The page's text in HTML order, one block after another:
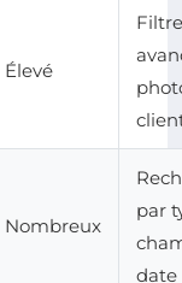
Élevé
Nombreux
par
date